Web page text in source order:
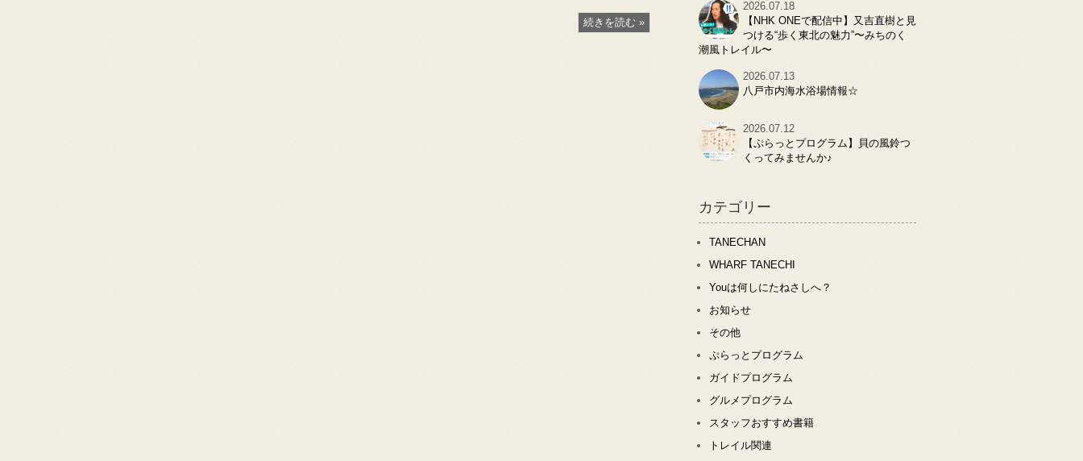
続きを読む »
2026.07.18
【NHK ONEで配信中】又吉直樹と見
つける“歩く東北の魅力”〜みちのく
潮風トレイル〜
2026.07.13
八戸市内海水浴場情報☆
2026.07.12
【ぷらっとプログラム】貝の風鈴つ
くってみませんか♪
カテゴリー
TANECHAN
WHARF TANECHI
Youは何しにたねさしへ？
お知らせ
その他
ぷらっとプログラム
ガイドプログラム
グルメプログラム
スタッフおすすめ書籍
トレイル関連